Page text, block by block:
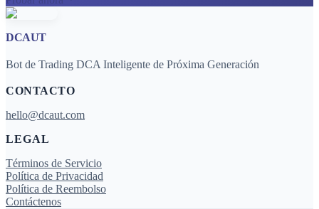
DCAUT
Bot de Trading DCA Inteligente de Próxima Generación
CONTACTO
hello@dcaut.com
LEGAL
Términos de Servicio
Política de Privacidad
Política de Reembolso
Contáctenos